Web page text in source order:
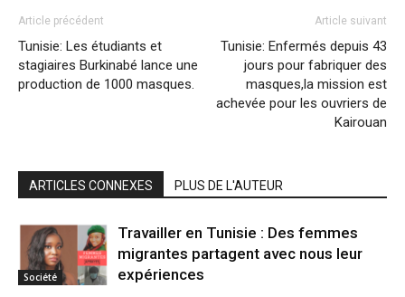
Article précédent
Tunisie: Les étudiants et
stagiaires Burkinabé lance une
production de 1000 masques.
Article suivant
Tunisie: Enfermés depuis 43
jours pour fabriquer des
masques,la mission est
achevée pour les ouvriers de
Kairouan
ARTICLES CONNEXES PLUS DE L'AUTEUR
Société
Travailler en Tunisie : Des femmes
migrantes partagent avec nous leur
expériences